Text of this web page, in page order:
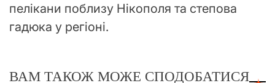
пелікани поблизу Нікополя та степова
гадюка у регіоні.
ВАМ ТАКОЖ МОЖЕ СПОДОБАТИСЯ